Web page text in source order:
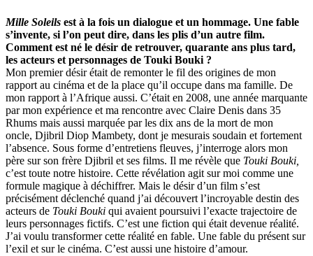
Mille Soleils est à la fois un dialogue et un hommage. Une fable
s’invente, si l’on peut dire, dans les plis d’un autre film.
Comment est né le désir de retrouver, quarante ans plus tard,
les acteurs et personnages de Touki Bouki ?
Mon premier désir était de remonter le fil des origines de mon
rapport au cinéma et de la place qu’il occupe dans ma famille. De
mon rapport à l’Afrique aussi. C’était en 2008, une année marquante
par mon expérience et ma rencontre avec Claire Denis dans 35
Rhums mais aussi marquée par les dix ans de la mort de mon
oncle, Djibril Diop Mambety, dont je mesurais soudain et fortement
l’absence. Sous forme d’entretiens fleuves, j’interroge alors mon
père sur son frère Djibril et ses films. Il me révèle que Touki Bouki,
c’est toute notre histoire. Cette révélation agit sur moi comme une
formule magique à déchiffrer. Mais le désir d’un film s’est
précisément déclenché quand j’ai découvert l’incroyable destin des
acteurs de Touki Bouki qui avaient poursuivi l’exacte trajectoire de
leurs personnages fictifs. C’est une fiction qui était devenue réalité.
J’ai voulu transformer cette réalité en fable. Une fable du présent sur
l’exil et sur le cinéma. C’est aussi une histoire d’amour.